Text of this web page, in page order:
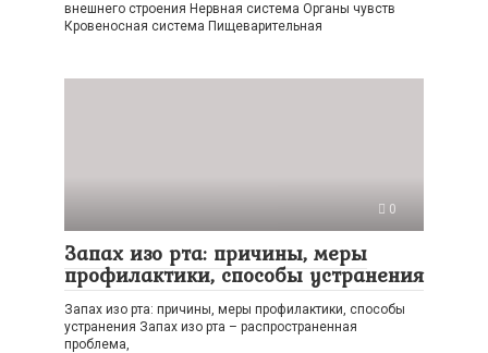
внешнего строения Нервная система Органы чувств
Кровеносная система Пищеварительная
0
Запах изо рта: причины, меры
профилактики, способы устранения
Запах изо рта: причины, меры профилактики, способы
устранения Запах изо рта – распространенная
проблема,